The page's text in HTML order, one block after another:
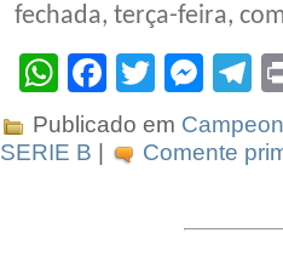
fechada, terça-feira,
WhatsApp
Facebook
Twitter
Publicado em
SERIE B | Comente